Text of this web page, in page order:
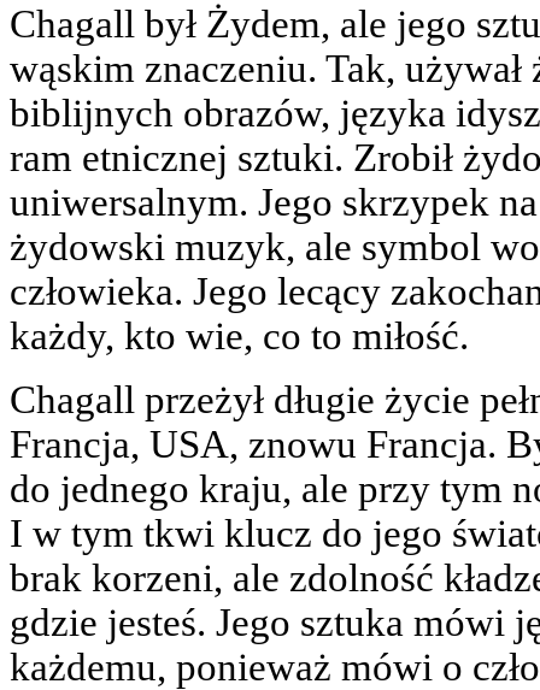
Chagall był Żydem, ale jego
wąskim znaczeniu. Tak,
biblijnych obrazów, języka
ram etnicznej sztuki. Zrobił
uniwersalnym. Jego skrzypek
żydowski muzyk, ale symbol
człowieka. Jego lecący
każdy, kto wie, co to miłość.
Chagall przeżył długie życie
Francja, USA, znowu Francja.
do jednego kraju, ale przy tym
I w tym tkwi klucz do jego
brak korzeni, ale zdolność
gdzie jesteś. Jego sztuka mówi
każdemu, ponieważ mówi o